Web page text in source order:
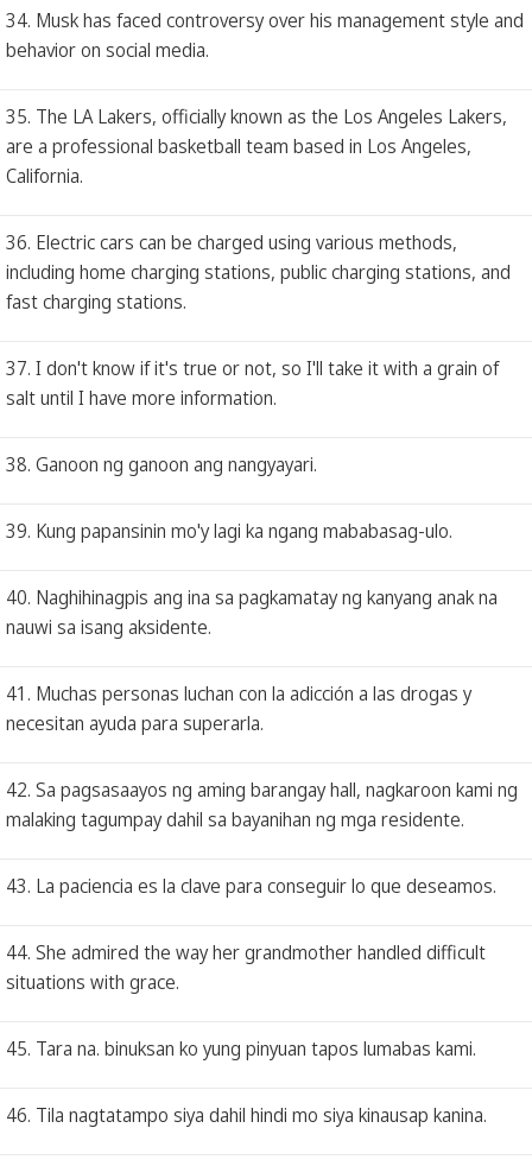
34. Musk has faced controversy over his management style and
behavior on social media.
35. The LA Lakers, officially known as the Los Angeles Lakers,
are a professional basketball team based in Los Angeles,
California.
36. Electric cars can be charged using various methods,
including home charging stations, public charging stations, and
fast charging stations.
37. I don't know if it's true or not, so I'll take it with a grain of
salt until I have more information.
38. Ganoon ng ganoon ang nangyayari.
39. Kung papansinin mo'y lagi ka ngang mababasag-ulo.
40. Naghihinagpis ang ina sa pagkamatay ng kanyang anak na
nauwi sa isang aksidente.
41. Muchas personas luchan con la adicción a las drogas y
necesitan ayuda para superarla.
42. Sa pagsasaayos ng aming barangay hall, nagkaroon kami ng
malaking tagumpay dahil sa bayanihan ng mga residente.
43. La paciencia es la clave para conseguir lo que deseamos.
44. She admired the way her grandmother handled difficult
situations with grace.
45. Tara na. binuksan ko yung pinyuan tapos lumabas kami.
46. Tila nagtatampo siya dahil hindi mo siya kinausap kanina.